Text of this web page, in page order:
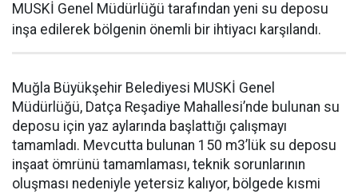
MUSKİ Genel Müdürlüğü tarafından yeni su deposu
inşa edilerek bölgenin önemli bir ihtiyacı karşılandı.
Muğla Büyükşehir Belediyesi MUSKİ Genel
Müdürlüğü, Datça Reşadiye Mahallesi’nde bulunan su
deposu için yaz aylarında başlattığı çalışmayı
tamamladı. Mevcutta bulunan 150 m3’lük su deposu
inşaat ömrünü tamamlaması, teknik sorunlarının
oluşması nedeniyle yetersiz kalıyor, bölgede kısmi